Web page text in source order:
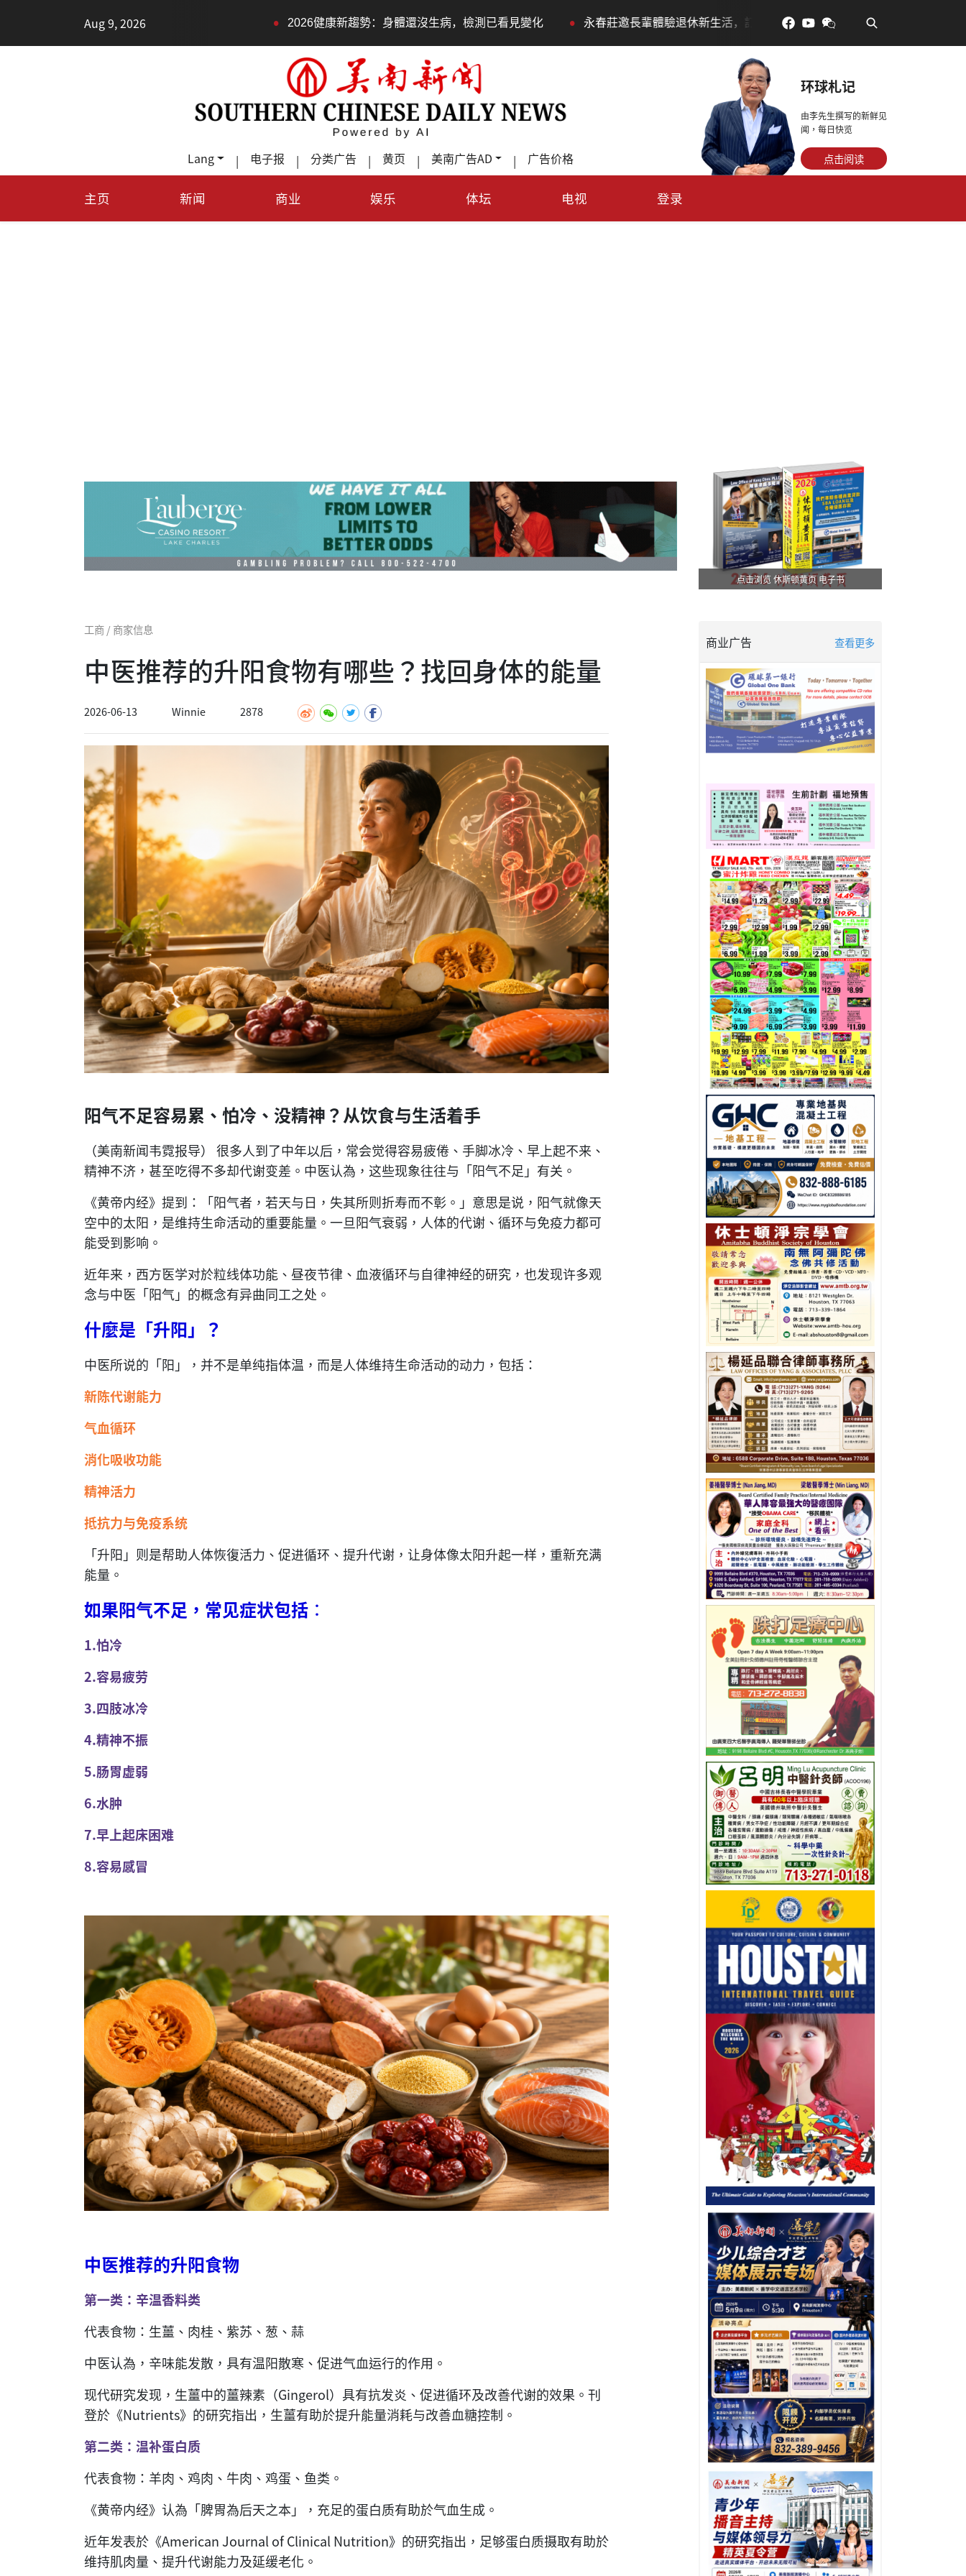
Aug 9, 2026 2026健康新趨勢：身體還沒生病，檢測已看見變化 • 永春莊邀長輩體驗退休新生活，訂金放得多，月租省更多！ • 每天多走幾步路，老少都受益
Lang | 电子报 | 分类广告 | 黄页 | 美南广告AD | 广告价格
环球札记
由李先生撰写的新鲜见
闻，每日快览
点击阅读
主页 新闻 商业 娱乐 体坛 电视 登录
点击浏览 休斯顿黄页 电子书
工商 / 商家信息
中医推荐的升阳食物有哪些？找回身体的能量
2026-06-13 Winnie 2878
阳气不足容易累、怕冷、没精神？从饮食与生活着手
（美南新闻韦霓报导） 很多人到了中年以后，常会觉得容易疲倦、手脚冰冷、早上起不来、
精神不济，甚至吃得不多却代谢变差。中医认為，这些现象往往与「阳气不足」有关。
《黄帝内经》提到：「阳气者，若天与日，失其所则折寿而不彰。」意思是说，阳气就像天
空中的太阳，是维持生命活动的重要能量。一旦阳气衰弱，人体的代谢、循环与免疫力都可
能受到影响。
近年来，西方医学对於粒线体功能、昼夜节律、血液循环与自律神经的研究，也发现许多观
念与中医「阳气」的概念有异曲同工之处。
什麼是「升阳」？
中医所说的「阳」，并不是单纯指体温，而是人体维持生命活动的动力，包括：
新陈代谢能力
气血循环
消化吸收功能
精神活力
抵抗力与免疫系统
「升阳」则是帮助人体恢復活力、促进循环、提升代谢，让身体像太阳升起一样，重新充满
能量。
如果阳气不足，常见症状包括 ：
1.怕冷
2.容易疲劳
3.四肢冰冷
4.精神不振
5.肠胃虚弱
6.水肿
7.早上起床困难
8.容易感冒
中医推荐的升阳食物
第一类：辛温香料类
代表食物：生薑、肉桂、紫苏、葱、蒜
中医认為，辛味能发散，具有温阳散寒、促进气血运行的作用。
现代研究发现，生薑中的薑辣素（Gingerol）具有抗发炎、促进循环及改善代谢的效果。刊
登於《Nutrients》的研究指出，生薑有助於提升能量消耗与改善血糖控制。
第二类：温补蛋白质
代表食物：羊肉、鸡肉、牛肉、鸡蛋、鱼类。
《黄帝内经》认為「脾胃為后天之本」，充足的蛋白质有助於气血生成。
近年发表於《American Journal of Clinical Nutrition》的研究指出，足够蛋白质摄取有助於
维持肌肉量、提升代谢能力及延缓老化。
商业广告 查看更多